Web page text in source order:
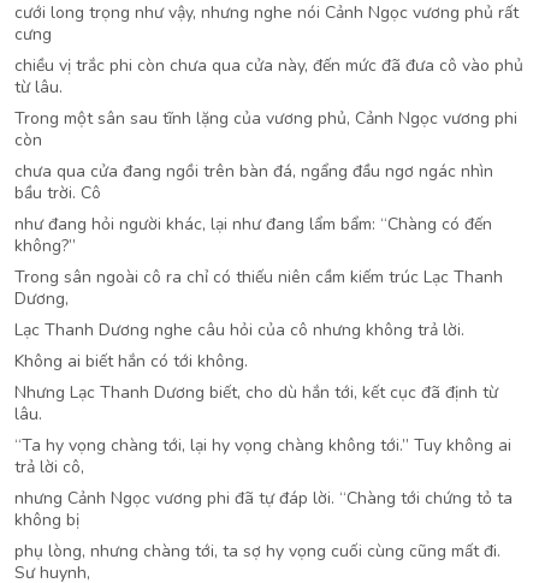
cưới long trọng như vậy, nhưng nghe nói Cảnh Ngọc vương phủ rất
cưng
chiều vị trắc phi còn chưa qua cửa này, đến mức đã đưa cô vào phủ
từ lâu.
Trong một sân sau tĩnh lặng của vương phủ, Cảnh Ngọc vương phi
còn
chưa qua cửa đang ngồi trên bàn đá, ngẩng đầu ngơ ngác nhìn
bầu trời. Cô
như đang hỏi người khác, lại như đang lẩm bẩm: “Chàng có đến
không?”
Trong sân ngoài cô ra chỉ có thiếu niên cầm kiếm trúc Lạc Thanh
Dương,
Lạc Thanh Dương nghe câu hỏi của cô nhưng không trả lời.
Không ai biết hắn có tới không.
Nhưng Lạc Thanh Dương biết, cho dù hắn tới, kết cục đã định từ
lâu.
“Ta hy vọng chàng tới, lại hy vọng chàng không tới.” Tuy không ai
trả lời cô,
nhưng Cảnh Ngọc vương phi đã tự đáp lời. “Chàng tới chứng tỏ ta
không bị
phụ lòng, nhưng chàng tới, ta sợ hy vọng cuối cùng cũng mất đi.
Sư huynh,